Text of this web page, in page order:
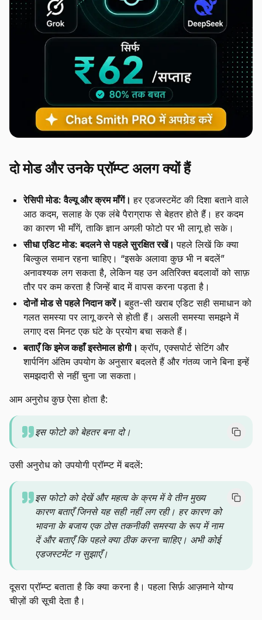
दो मोड और उनके प्रॉम्प्ट अलग क्यों हैं
रेसिपी मोड: वैल्यू और क्रम माँगें।हर एडजस्टमेंट की दिशा बताने वाले
आठ कदम, सलाह के एक लंबे पैराग्राफ से बेहतर होते हैं। हर कदम
का कारण भी माँगें, ताकि ज्ञान अगली फोटो पर भी लागू हो सके।
सीधा एडिट मोड: बदलने से पहले सुरक्षित रखें।पहले लिखें कि क्या
बिल्कुल समान रहना चाहिए। “इसके अलावा कुछ भी न बदलें”
अनावश्यक लग सकता है, लेकिन यह उन अतिरिक्त बदलावों को साफ़
तौर पर कम करता है जिन्हें बाद में वापस करना पड़ता है।
दोनों मोड से पहले निदान करें।बहुत-सी खराब एडिट सही समाधान को
गलत समस्या पर लागू करने से होती हैं। असली समस्या समझने में
लगाए दस मिनट एक घंटे के प्रयोग बचा सकते हैं।
बताएँ कि इमेज कहाँ इस्तेमाल होगी।क्रॉप, एक्सपोर्ट सेटिंग और
शार्पनिंग अंतिम उपयोग के अनुसार बदलते हैं और गंतव्य जाने बिना इन्हें
समझदारी से नहीं चुना जा सकता।
आम अनुरोध कुछ ऐसा होता है:
इस फोटो को बेहतर बना दो।
उसी अनुरोध को उपयोगी प्रॉम्प्ट में बदलें:
इस फोटो को देखें और महत्व के क्रम में वे तीन मुख्य
कारण बताएँ जिनसे यह सही नहीं लग रही। हर कारण को
भावना के बजाय एक ठोस तकनीकी समस्या के रूप में नाम
दें और बताएँ कि पहले क्या ठीक करना चाहिए। अभी कोई
एडजस्टमेंट न सुझाएँ।
दूसरा प्रॉम्प्ट बताता है कि क्या करना है। पहला सिर्फ़ आज़माने योग्य
चीज़ों की सूची देता है।